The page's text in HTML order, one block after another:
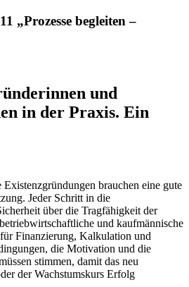
„Prozesse begleiten –
und
in der Praxis. Ein
brauchen eine gute
Jeder Schritt in die
über die Tragfähigkeit der
und kaufmännische
Finanzierung, Kalkulation und
die Motivation und die
stimmen, damit das neu
der Wachstumskurs Erfolg